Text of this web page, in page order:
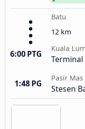
Batu
12 km
6:00 PTG
Kuala
Terminal
1:48 PG
Pasir Mas
Stesen